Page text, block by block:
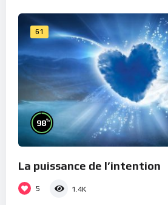
61
98%
La puissance de l’intention
5 1.4K